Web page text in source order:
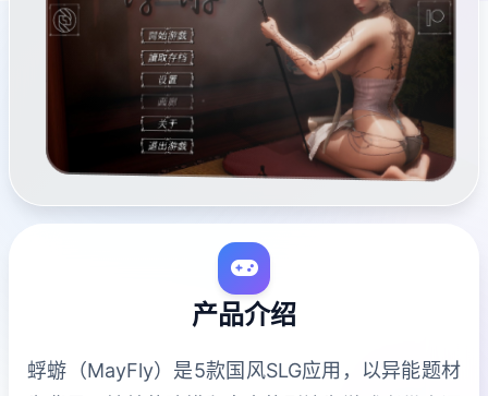
产品介绍
蜉蝣（MayFly）是5款国风SLG应用，以异能题材